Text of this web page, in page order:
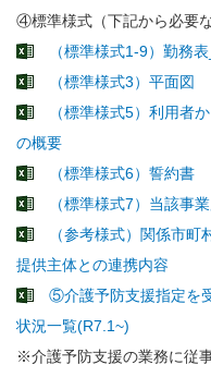
④標準様式（下記から必要
（標準様式1-9）勤務
（標準様式3）平面図
（標準様式5）利用者
の概要
（標準様式6）誓約書
（標準様式7）当該事
（参考様式）関係市
提供主体との連携内容
⑤介護予防支援指定を
状況一覧(R7.1~)
※介護予防支援の業務に従